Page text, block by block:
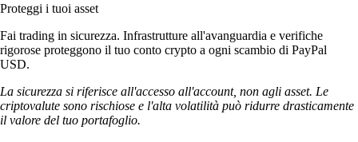
Proteggi i tuoi asset
Fai trading in sicurezza. Infrastrutture all'avanguardia e verifiche
rigorose proteggono il tuo conto crypto a ogni scambio di PayPal
USD.
La sicurezza si riferisce all'accesso all'account, non agli asset. Le
criptovalute sono rischiose e l'alta volatilità può ridurre drasticamente
il valore del tuo portafoglio.